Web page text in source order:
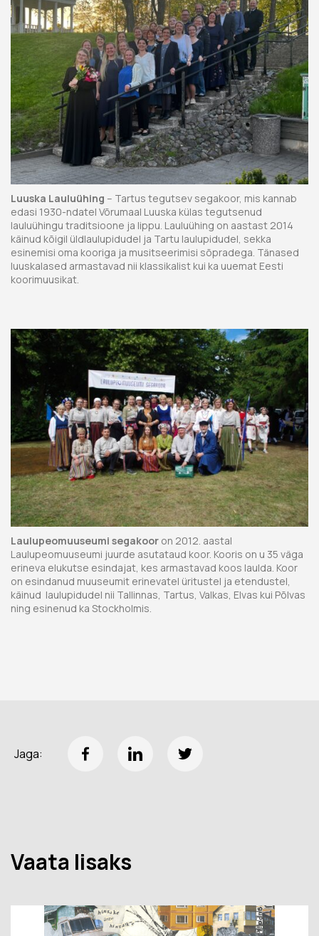
Luuska Lauluühing – Tartus tegutsev segakoor, mis kannab
edasi 1930-ndatel Võrumaal Luuska külas tegutsenud
lauluühingu traditsioone ja lippu. Lauluühing on aastast 2014
käinud kõigil üldlaulupidudel ja Tartu laulupidudel, sekka
esinemisi oma kooriga ja musitseerimisi sõpradega. Tänased
luuskalased armastavad nii klassikalist kui ka uuemat Eesti
koorimuusikat.
Laulupeomuuseumi segakoor on 2012. aastal
Laulupeomuuseumi juurde asutataud koor. Kooris on u 35 väga
erineva elukutse esindajat, kes armastavad koos laulda. Koor
on esindanud muuseumit erinevatel üritustel ja etendustel,
käinud laulupidudel nii Tallinnas, Tartus, Valkas, Elvas kui Põlvas
ning esinenud ka Stockholmis.
Jaga:
Vaata lisaks